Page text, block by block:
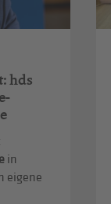
hds
in
eigene